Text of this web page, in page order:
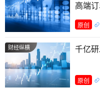
亿千瓦，提前达到迎峰度
2.根据国家“优化县级
点帮扶县开展结对帮扶”
对县从68个调整为54个。
2个，实现了对四川省全部
援地区和对口合作革命老区
高端
原创
财经纵横 千亿
原创